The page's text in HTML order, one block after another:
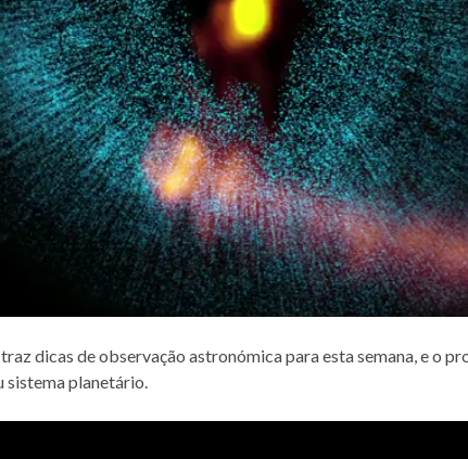
traz dicas de observação astronómica para esta semana, e o
sistema planetário.